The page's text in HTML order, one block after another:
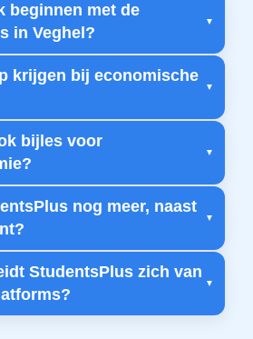
beginnen met de
in Veghel?
krijgen bij economische
bijles voor
nog meer, naast
StudentsPlus zich van